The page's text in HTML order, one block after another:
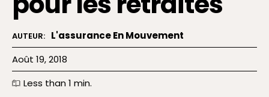
AUTEUR: L'assurance En Mouvement
Août 19, 2018
Less than 1 min.